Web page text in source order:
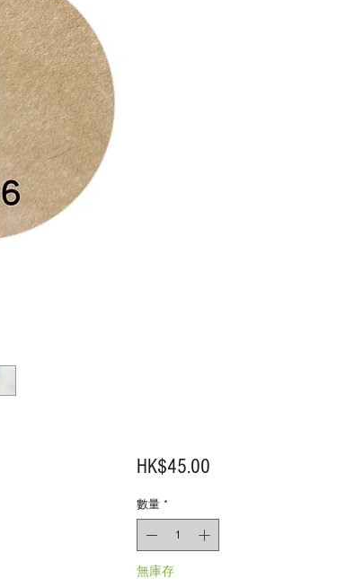
HK$45.00價
數量 *
無庫存